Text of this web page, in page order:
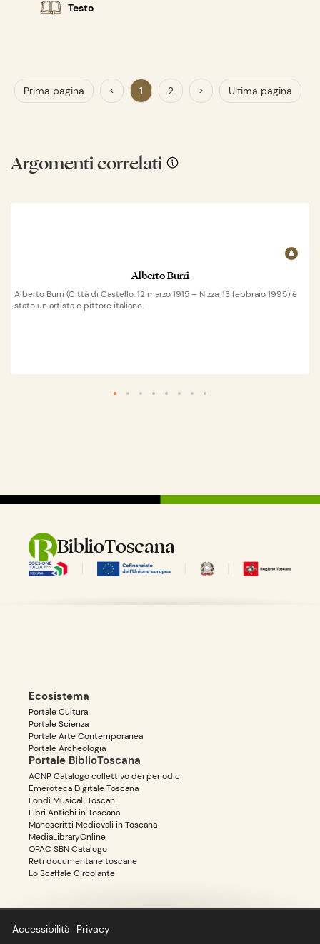
Testo
Prima pagina < 1 2 > Ultima pagina
Argomenti correlati
Alberto Burri
Alberto Burri (Città di Castello, 12 marzo 1915 – Nizza, 13 febbraio 1995) è
stato un artista e pittore italiano.
Wikipedia
BiblioToscana
Ecosistema
Portale Cultura
Portale Scienza
Portale Arte Contemporanea
Portale Archeologia
Portale BiblioToscana
ACNP Catalogo collettivo dei periodici
Emeroteca Digitale Toscana
Fondi Musicali Toscani
Libri Antichi in Toscana
Manoscritti Medievali in Toscana
MediaLibraryOnline
OPAC SBN Catalogo
Reti documentarie toscane
Lo Scaffale Circolante
Accessibilità Privacy